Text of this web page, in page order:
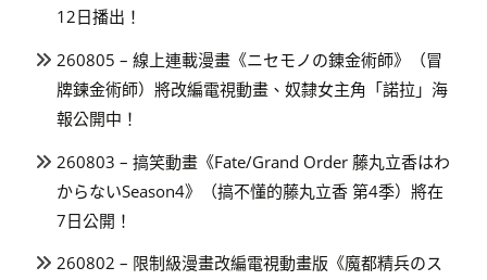
12日播出！
260805 – 線上連載漫畫《ニセモノの錬金術師》（冒
牌鍊金術師）將改編電視動畫、奴隸女主角「諾拉」海
報公開中！
260803 – 搞笑動畫《Fate/Grand Order 藤丸立香はわ
からないSeason4》（搞不懂的藤丸立香 第4季）將在
7日公開！
260802 – 限制級漫畫改編電視動畫版《魔都精兵のス